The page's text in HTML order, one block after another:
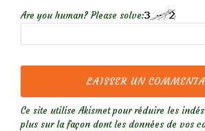
Are you human? Please solve:
Ce site utilise Akismet pour réduire les
plus sur la façon dont les données de vos